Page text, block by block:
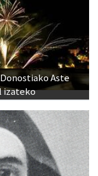
Aste
izateko